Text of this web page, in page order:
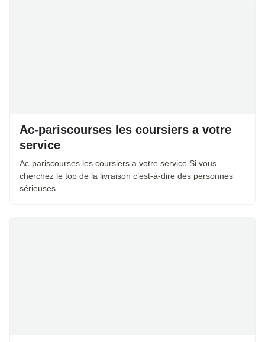
Ac-pariscourses les coursiers a votre
service
Ac-pariscourses les coursiers a votre service Si vous
cherchez le top de la livraison c’est-à-dire des personnes
sérieuses…